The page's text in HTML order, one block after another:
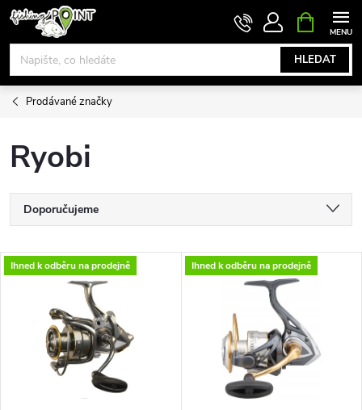
Přejít
obsah
HLEDAT
NÁKUPNÍ
KOŠÍK
Prodávané značky
Ryobi
Ř
a
Doporučujeme
Nejdražší
Nejprodávanější
Abecedně
V
Ihned k odběru na prodejně Ihned k odběru na prodejně